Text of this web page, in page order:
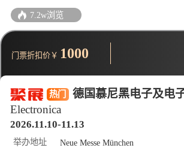
热门
德国慕尼黑电子及电
Electronica
2026.11.10-11.13
举办地址 Neue Messe München
7.2w浏览
门票折扣价￥ 1000